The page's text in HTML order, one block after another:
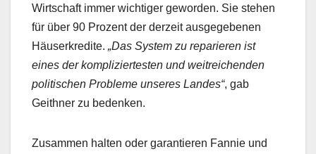
Wirtschaft immer wichtiger geworden. Sie stehen
für über 90 Prozent der derzeit ausgegebenen
Häuserkredite. „Das System zu reparieren ist
eines der kompliziertesten und weitreichenden
politischen Probleme unseres Landes“, gab
Geithner zu bedenken.
Zusammen halten oder garantieren Fannie und